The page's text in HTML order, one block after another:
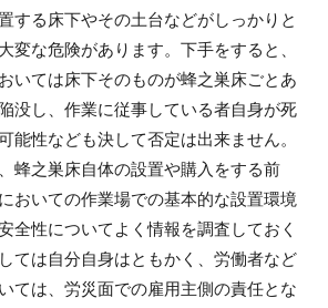
する床下やその土台などがしっかりと
変な危険があります。下手をすると、
いては床下そのものが蜂之巣床ごとあ
没し、作業に従事している者自身が死
能性なども決して否定は出来ません。
蜂之巣床自体の設置や購入をする前
おいての作業場での基本的な設置環境
全性についてよく情報を調査しておく
ては自分自身はともかく、労働者など
ては、労災面での雇用主側の責任とな